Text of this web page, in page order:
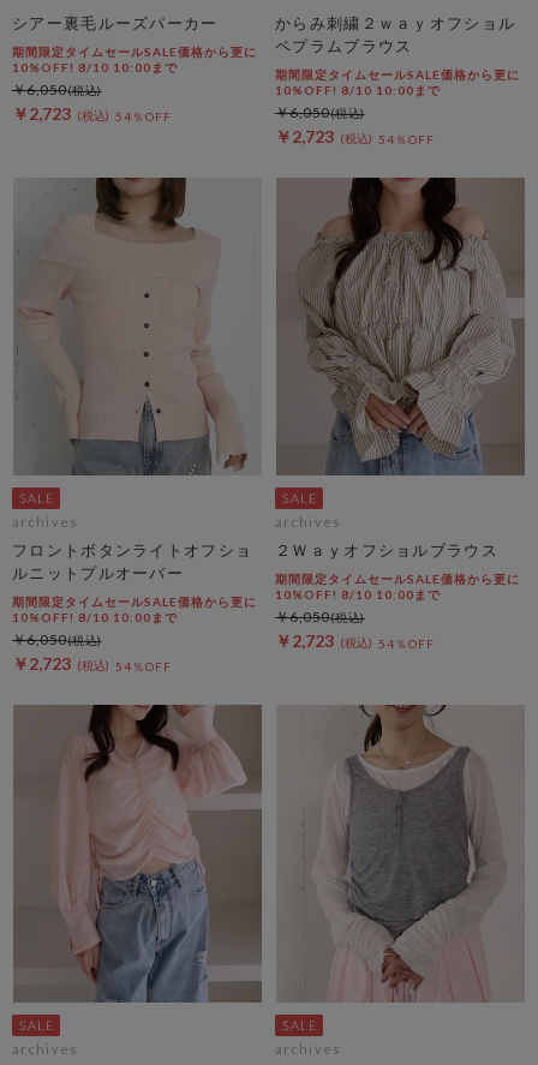
シアー裏毛ルーズパーカー
期間限定タイムセールSALE価格から更に
10%OFF! 8/10 10:00まで
￥2,723 54％OFF
￥6,050
からみ刺繍２ｗａｙオフショル
ペプラムブラウス
期間限定タイムセールSALE価格から更に
10%OFF! 8/10 10:00まで
￥2,723 54％OFF
￥6,050
archives
フロントボタンライトオフショ
ルニットプルオーバー
期間限定タイムセールSALE価格から更に
10%OFF! 8/10 10:00まで
￥2,723 54％OFF
￥6,050
archives
２Ｗａｙオフショルブラウス
期間限定タイムセールSALE価格から更に
10%OFF! 8/10 10:00まで
￥2,723 54％OFF
￥6,050
archives archives